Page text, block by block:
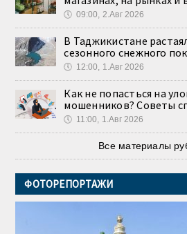
🕔 09:00, 2.Авг 2026
В Таджикистане
сезонного снежного
🕔 12:00, 1.Авг 2026
Как не попасться на
мошенников? Советы
🕔 11:00, 1.Авг 2026
Все материалы
ФОТОРЕПОРТАЖИ